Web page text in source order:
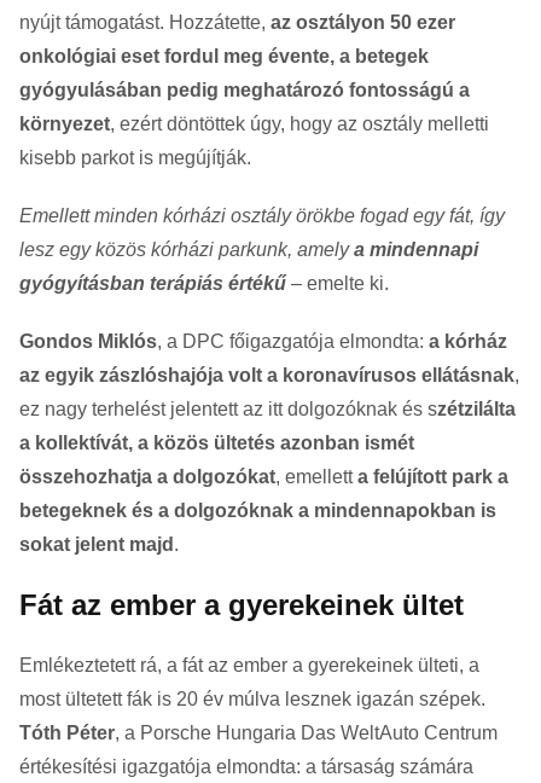
nyújt támogatást. Hozzátette, az osztályon 50 ezer
onkológiai eset fordul meg évente, a betegek
gyógyulásában pedig meghatározó fontosságú a
környezet, ezért döntöttek úgy, hogy az osztály melletti
kisebb parkot is megújítják.
Emellett minden kórházi osztály örökbe fogad egy fát, így
lesz egy közös kórházi parkunk, amelya mindennapi
gyógyításban terápiás értékű – emelte ki.
Gondos Miklós, a DPC főigazgatója elmondta: a kórház
az egyik zászlóshajója volt a koronavírusos ellátásnak,
ez nagy terhelést jelentett az itt dolgozóknak és szétzilálta
a kollektívát, a közös ültetés azonban ismét
összehozhatja a dolgozókat, emelletta felújított park a
betegeknek és a dolgozóknak a mindennapokban is
sokat jelent majd .
Fát az ember a gyerekeinek ültet
Emlékeztetett rá, a fát az ember a gyerekeinek ülteti, a
most ültetett fák is 20 év múlva lesznek igazán szépek.
Tóth Péter, a Porsche Hungaria Das WeltAuto Centrum
értékesítési igazgatója elmondta: a társaság számára